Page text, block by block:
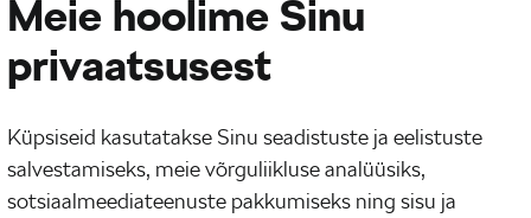
Meie hoolime Sinu
privaatsusest
Küpsiseid kasutatakse Sinu seadistuste ja eelistuste
salvestamiseks, meie võrguliikluse analüüsiks,
sotsiaalmeediateenuste pakkumiseks ning sisu ja